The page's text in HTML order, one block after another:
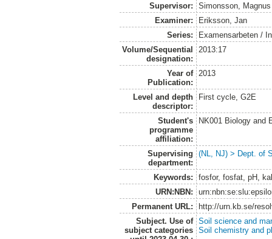
Supervisor:
Simonsson, Magnus
Examiner:
Eriksson, Jan
Series:
Examensarbeten /
Volume/Sequential
designation:
2013:17
Year of
Publication:
2013
Level and depth
descriptor:
First cycle, G2E
Student's
programme
affiliation:
NK001 Biology and
Supervising
department:
(NL, NJ) > Dept. of
Keywords:
fosfor, fosfat, pH,
URN:NBN:
Permanent URL:
http://urn.kb.se/
Subject. Use of
subject categories
Soil science and
Soil chemistry and